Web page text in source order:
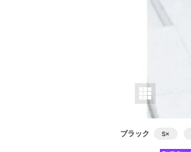
ブラック S×